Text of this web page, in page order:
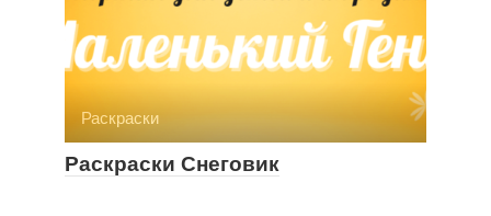
Раскраски
Раскраски Снеговик